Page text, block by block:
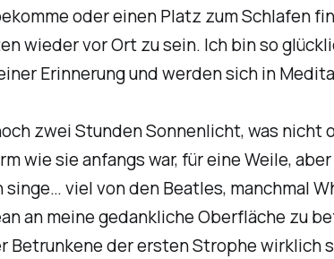
oder einen Platz zum Schlafen
wieder vor Ort zu sein. Ich bin so
Erinnerung und werden sich in
zwei Stunden Sonnenlicht, was
wie sie anfangs war, für eine Weile,
viel von den Beatles, manchmal
an meine gedankliche Oberfläche zu
Betrunkene der ersten Strophe wirklich